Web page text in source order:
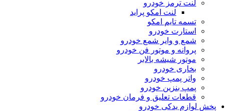
لنت ترمز خودرو
لنت امکو پراید
تسمه تایم امکو
استارت خودرو
شمع و وایر شمع خودرو
پروانه و موتور فن خودرو
موتور شیشه بالابر
بخاری خودرو
واتر پمپ خودرو
پمپ بنزین خودرو
قطعات تعلیق و فرمان خودرو
پخش لوازم یدکی خودرو